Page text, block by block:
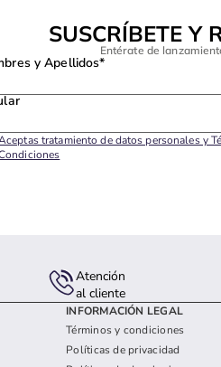
SUSCRÍBETE Y
Entérate de
y Apellidos*
tratamiento de datos personales y
Atención
al cliente
INFORMACIÓN LEGAL
Términos y condiciones
Políticas de privacidad